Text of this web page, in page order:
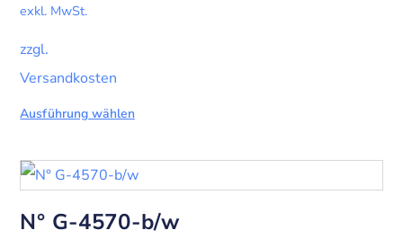
exkl. MwSt.
zzgl.
Versandkosten
Ausführung wählen
N° G-4570-b/w